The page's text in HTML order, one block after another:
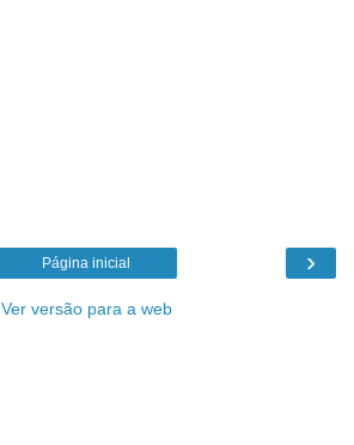
›
Página inicial
Ver versão para a web